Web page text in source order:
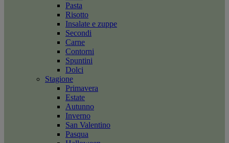
Pasta
Risotto
Insalate e zuppe
Secondi
Carne
Contorni
Spuntini
Dolci
Stagione
Primavera
Estate
Autunno
Inverno
San Valentino
Pasqua